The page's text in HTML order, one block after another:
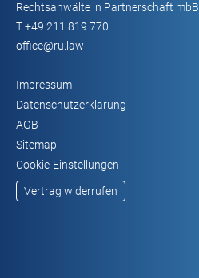
Rechtsanwälte in Partnerschaft mbB
T+49 211 819 770
office@ru.law
Impressum
Datenschutzerklärung
AGB
Sitemap
Cookie-Einstellungen
Vertrag widerrufen